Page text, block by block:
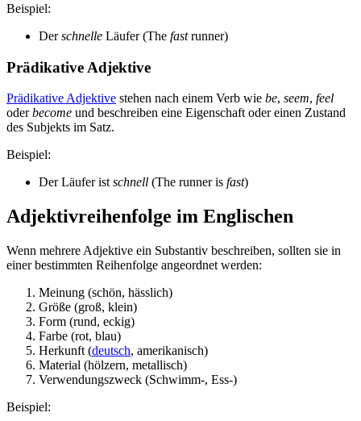
Beispiel:
Derschnelle Läufer (The fastrunner)
Prädikative Adjektive
Prädikative Adjektive stehen nach einem Verb wie be, seem, feel
oderbecome und beschreiben eine Eigenschaft oder einen Zustand
des Subjekts im Satz.
Beispiel:
Der Läufer ist schnell (The runner is fast)
Adjektivreihenfolge im Englischen
Wenn mehrere Adjektive ein Substantiv beschreiben, sollten sie in
einer bestimmten Reihenfolge angeordnet werden:
Meinung (schön, hässlich)
Größe (groß, klein)
Form (rund, eckig)
Farbe (rot, blau)
Herkunft (deutsch, amerikanisch)
Material (hölzern, metallisch)
Verwendungszweck (Schwimm-, Ess-)
Beispiel: